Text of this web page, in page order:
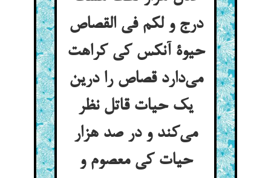
درج و لکم فی القصاص
حیوة آنکس کی کراهت
می‌دارد قصاص را درین
یک حیات قاتل نظر
می‌کند و در صد هزار
حیات کی معصوم و